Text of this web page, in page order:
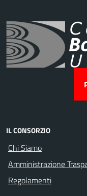
IL CONSORZIO
Chi Siamo
Amministrazione
Regolamenti